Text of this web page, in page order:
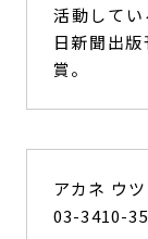
活動して
日新聞出
賞。
アカネ ウ
03-3410-